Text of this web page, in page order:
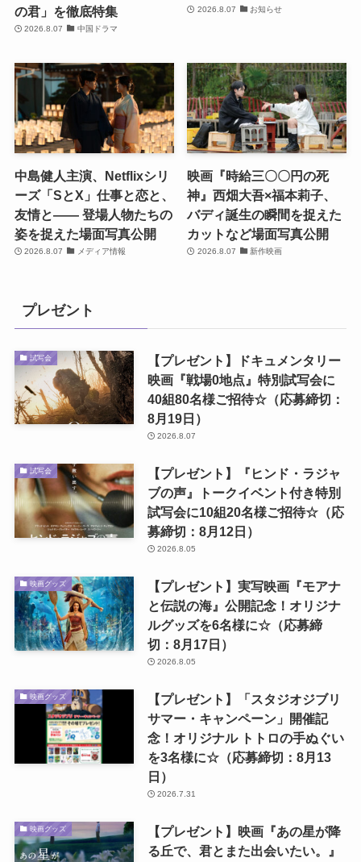
の君」を徹底特集
2026.8.07 中国ドラマ
2026.8.07 お知らせ
中島健人主演、Netflixシリ
ーズ「SとX」仕事と恋と、
友情と―― 登場人物たちの
姿を捉えた場面写真公開
2026.8.07 メディア情報
映画『時給三〇〇円の死
神』西畑大吾×福本莉子、
バディ誕生の瞬間を捉えた
カットなど場面写真公開
2026.8.07 新作映画
プレゼント
試写会
【プレゼント】ドキュメンタリー
映画『戦場0地点』特別試写会に
40組80名様ご招待☆（応募締切：
8月19日）
2026.8.07
試写会
【プレゼント】『ヒンド・ラジャ
ブの声』トークイベント付き特別
試写会に10組20名様ご招待☆（応
募締切：8月12日）
2026.8.05
映画グッズ
【プレゼント】実写映画『モアナ
と伝説の海』公開記念！オリジナ
ルグッズを6名様に☆（応募締
切：8月17日）
2026.8.05
映画グッズ
【プレゼント】「スタジオジブリ
サマー・キャンペーン」開催記
念！オリジナル トトロの手ぬぐい
を3名様に☆（応募締切：8月13
日）
2026.7.31
映画グッズ
【プレゼント】映画『あの星が降
る丘で、君とまた出会いたい。』